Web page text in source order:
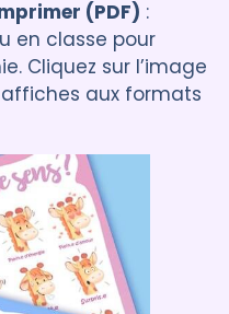
(PDF) :
en classe pour
Cliquez sur l’image
aux formats